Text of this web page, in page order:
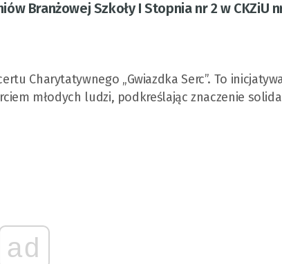
Branżowej Szkoły I Stopnia nr 2 w CKZiU
Charytatywnego „Gwiazdka Serc”. To
młodych ludzi, podkreślając znaczenie
ad